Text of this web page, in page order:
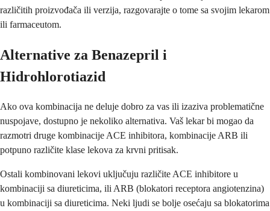
različitih proizvođača ili verzija, razgovarajte o tome sa svojim lekarom
ili farmaceutom.
Alternative za Benazepril i
Hidrohlorotiazid
Ako ova kombinacija ne deluje dobro za vas ili izaziva problematične
nuspojave, dostupno je nekoliko alternativa. Vaš lekar bi mogao da
razmotri druge kombinacije ACE inhibitora, kombinacije ARB ili
potpuno različite klase lekova za krvni pritisak.
Ostali kombinovani lekovi uključuju različite ACE inhibitore u
kombinaciji sa diureticima, ili ARB (blokatori receptora angiotenzina)
u kombinaciji sa diureticima. Neki ljudi se bolje osećaju sa blokatorima